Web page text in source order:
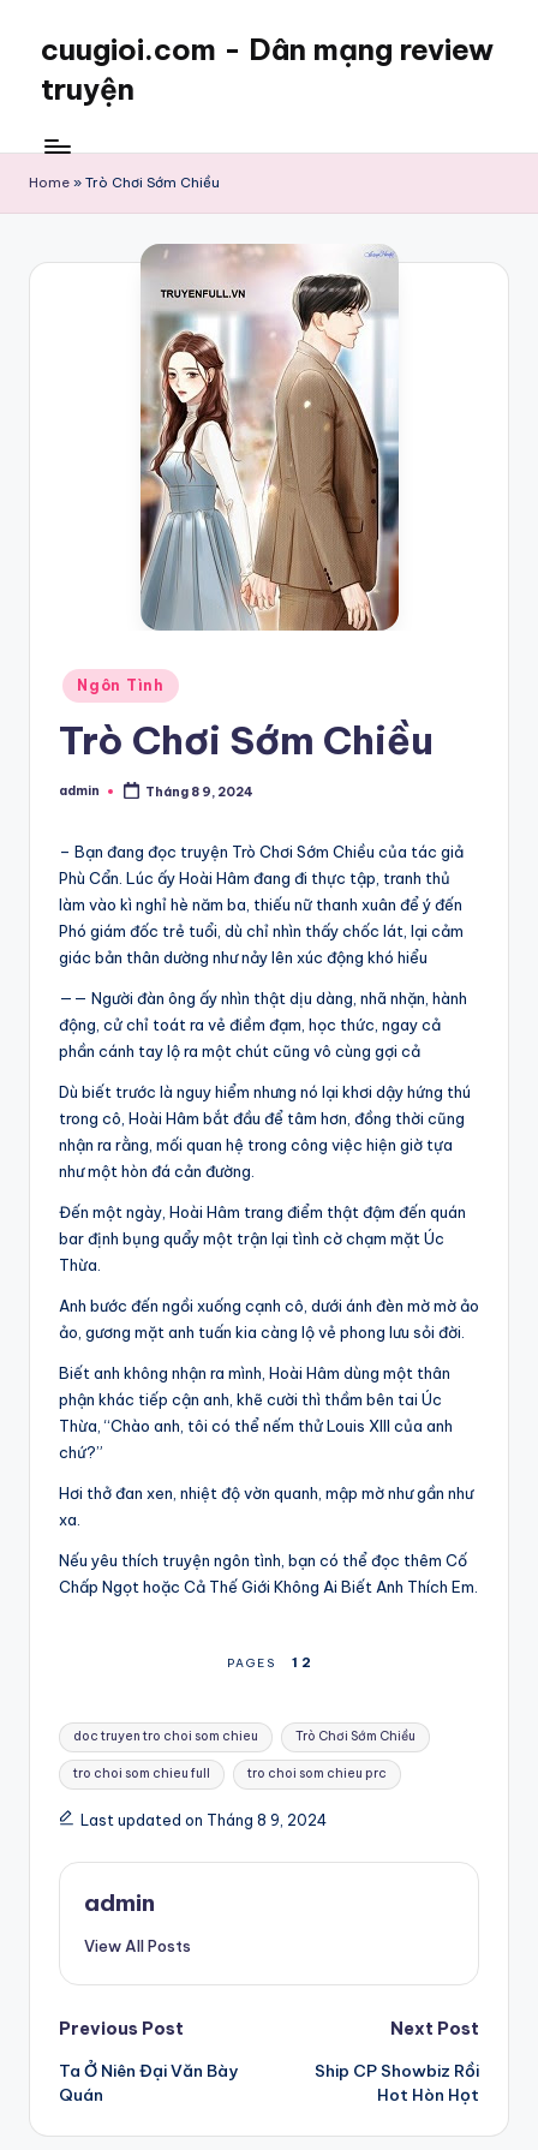
cuugioi.com - Dân mạng review
truyện
Home » Trò Chơi Sớm Chiều
Posted
in
Ngôn Tình
Trò Chơi Sớm Chiều
Posted
admin Tháng 8 9, 2024
– Bạn đang đọc truyện Trò Chơi Sớm Chiều của tác giả
Phù Cẩn. Lúc ấy Hoài Hâm đang đi thực tập, tranh thủ
làm vào kì nghỉ hè năm ba, thiếu nữ thanh xuân để ý đến
Phó giám đốc trẻ tuổi, dù chỉ nhìn thấy chốc lát, lại cảm
giác bản thân dường như nảy lên xúc động khó hiểu
—— Người đàn ông ấy nhìn thật dịu dàng, nhã nhặn, hành
động, cử chỉ toát ra vẻ điềm đạm, học thức, ngay cả
phần cánh tay lộ ra một chút cũng vô cùng gợi cả
Dù biết trước là nguy hiểm nhưng nó lại khơi dậy hứng thú
trong cô, Hoài Hâm bắt đầu để tâm hơn, đồng thời cũng
nhận ra rằng, mối quan hệ trong công việc hiện giờ tựa
như một hòn đá cản đường.
Đến một ngày, Hoài Hâm trang điểm thật đậm đến quán
bar định bụng quẩy một trận lại tình cờ chạm mặt Úc
Thừa.
Anh bước đến ngồi xuống cạnh cô, dưới ánh đèn mờ mờ ảo
ảo, gương mặt anh tuấn kia càng lộ vẻ phong lưu sỏi đời.
Biết anh không nhận ra mình, Hoài Hâm dùng một thân
phận khác tiếp cận anh, khẽ cười thì thầm bên tai Úc
Thừa, “Chào anh, tôi có thể nếm thử Louis XIII của anh
chứ?”
Hơi thở đan xen, nhiệt độ vờn quanh, mập mờ như gần như
xa.
Nếu yêu thích truyện ngôn tình, bạn có thể đọc thêm Cố
Chấp Ngọt hoặc Cả Thế Giới Không Ai Biết Anh Thích Em.
PAGES 1 2
Tags:
doc truyen tro choi som chieu Trò Chơi Sớm Chiều
tro choi som chieu full tro choi som chieu prc
Last updated on Tháng 8 9, 2024
admin
View All Posts
Post
navigation
Previous Post
Ta Ở Niên Đại Văn Bày
Quán
Next Post
Ship CP Showbiz Rồi
Hot Hòn Họt